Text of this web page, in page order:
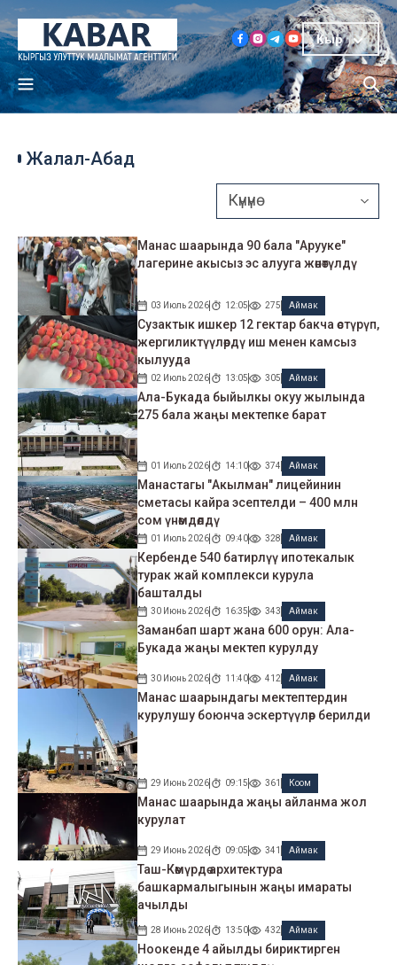
Кыр
Жалал-Абад
Манас шаарында 90 бала "Арууке"
лагерине акысыз эс алууга жөнөтүлдү
03 Июль 2026 12:05 275 Аймак
Сузактык ишкер 12 гектар бакча өстүрүп,
жергиликтүүлөрдү иш менен камсыз
кылууда
02 Июль 2026 13:05 305 Аймак
Ала-Букада быйылкы окуу жылында
275 бала жаңы мектепке барат
01 Июль 2026 14:10 374 Аймак
Манастагы "Акылман" лицейинин
сметасы кайра эсептелди – 400 млн
сом үнөмдөлдү
01 Июль 2026 09:40 328 Аймак
Кербенде 540 батирлүү ипотекалык
турак жай комплекси курула
башталды
30 Июнь 2026 16:35 343 Аймак
Заманбап шарт жана 600 орун: Ала-
Букада жаңы мектеп курулду
30 Июнь 2026 11:40 412 Аймак
Манас шаарындагы мектептердин
курулушу боюнча эскертүүлөр берилди
29 Июнь 2026 09:15 361 Коом
Манас шаарында жаңы айланма жол
курулат
29 Июнь 2026 09:05 341 Аймак
Таш-Көмүрдө архитектура
башкармалыгынын жаңы имараты
ачылды
28 Июнь 2026 13:50 432 Аймак
Ноокенде 4 айылды бириктирген